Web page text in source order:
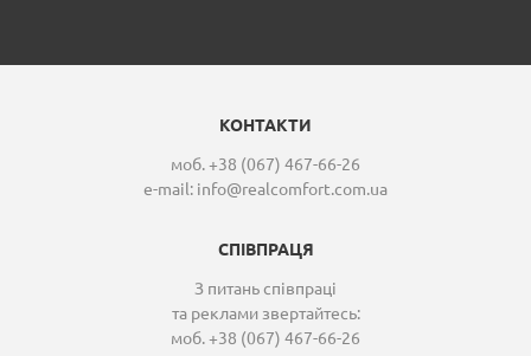
КОНТАКТИ
моб. +38 (067) 467-66-26
e-mail: info@realcomfort.com.ua
СПІВПРАЦЯ
З питань співпраці
та реклами звертайтесь:
моб. +38 (067) 467-66-26